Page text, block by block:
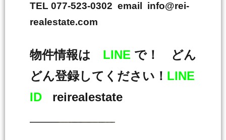
TEL 077-523-0302 email info@rei-
realestate.com
物件情報は LINE で！ どん
どん登録してください！ LINE
ID reirealestate